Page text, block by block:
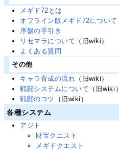
メギド72とは
オフライン版メギド72について
序盤の手引き
リセマラについて （旧wiki）
よくある質問
その他
キャラ育成の流れ （旧wiki）
戦闘システムについて （旧wiki）
戦闘のコツ
（旧wiki）
各種システム
アジト
財宝クエスト
メギドクエスト